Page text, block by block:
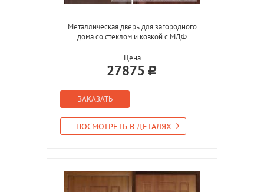
Металлическая дверь для загородного
дома со стеклом и ковкой с МДФ
Цена
27875
ЗАКАЗАТЬ
ПОСМОТРЕТЬ В ДЕТАЛЯХ